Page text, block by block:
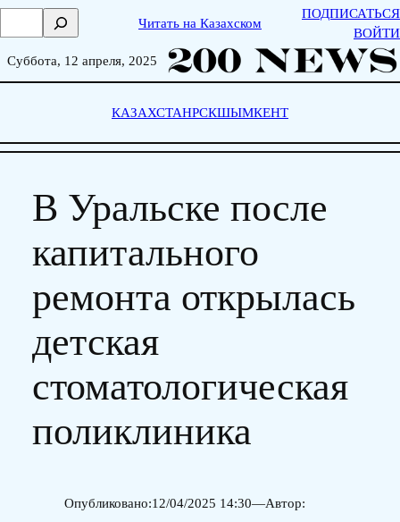
Skip
о
Читать на Казахском
ПОДПИСАТЬСЯ
ВОЙТИ
Суббота, 12 апреля, 2025
КАЗАХСТАНРСКШЫМКЕНТ
В Уральске после
капитального
ремонта открылась
детская
стоматологическая
поликлиника
Опубликовано:12/04/2025 14:30—Автор: